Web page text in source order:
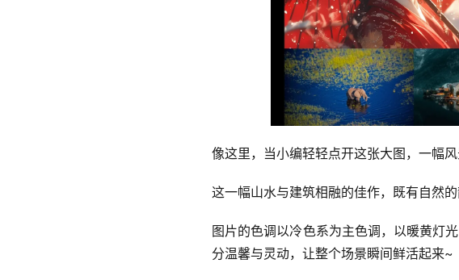
像这里，当小编轻轻点开这张大图，一幅
这一幅山水与建筑相融的佳作，既有自然的
图片的色调以冷色系为主色调，以暖黄灯
分温馨与灵动，让整个场景瞬间鲜活起来~